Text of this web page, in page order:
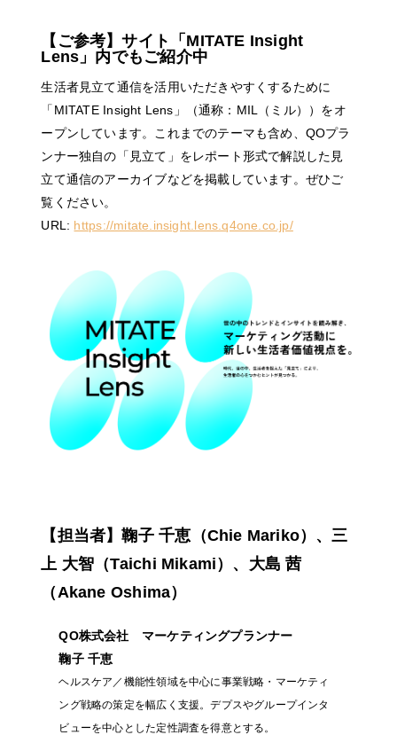
【ご参考】サイト「MITATE Insight
Lens」内でもご紹介中
生活者見立て通信を活用いただきやすくするために
「MITATE Insight Lens」（通称：MIL（ミル））をオ
ープンしています。これまでのテーマも含め、QOプラ
ンナー独自の「見立て」をレポート形式で解説した見
立て通信のアーカイブなどを掲載しています。ぜひご
覧ください。
URL: https://mitate.insight.lens.q4one.co.jp/
【担当者】鞠子 千恵（Chie Mariko）、三
上 大智（Taichi Mikami）、大島 茜
（Akane Oshima）
QO株式会社 マーケティングプランナー
鞠子 千恵
ヘルスケア／機能性領域を中心に事業戦略・マーケティ
ング戦略の策定を幅広く支援。デプスやグループインタ
ビューを中心とした定性調査を得意とする。